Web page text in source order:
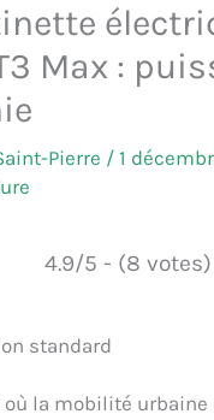
Max :
Pierre / 1
4.9/5 - (8 votes)
où la mobilité urbaine